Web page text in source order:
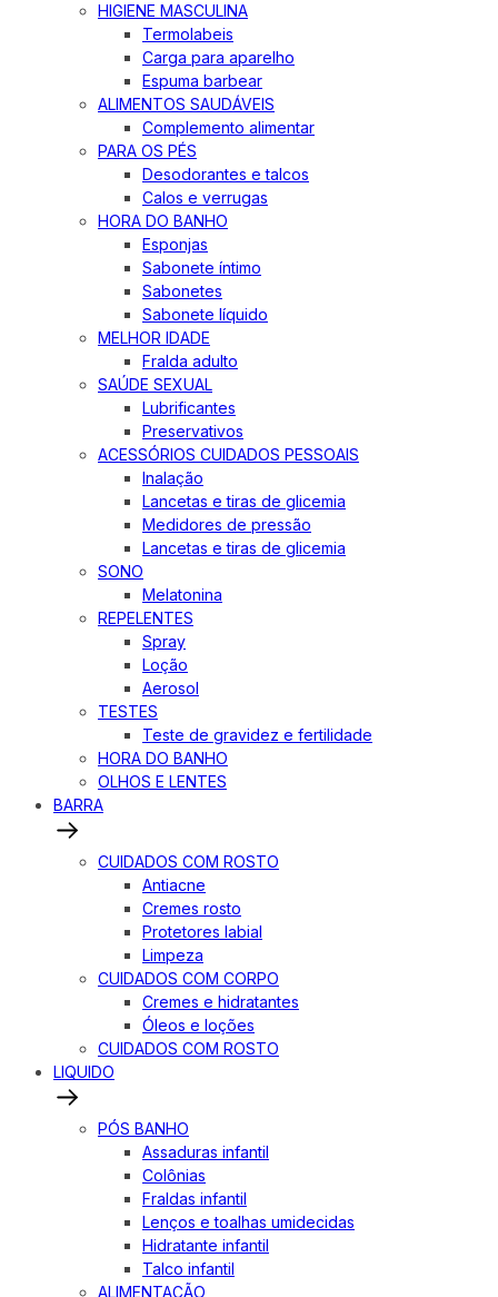
HIGIENE MASCULINA
Termolabeis
Carga para aparelho
Espuma barbear
ALIMENTOS SAUDÁVEIS
Complemento alimentar
PARA OS PÉS
Desodorantes e talcos
Calos e verrugas
HORA DO BANHO
Esponjas
Sabonete íntimo
Sabonetes
Sabonete líquido
MELHOR IDADE
Fralda adulto
SAÚDE SEXUAL
Lubrificantes
Preservativos
ACESSÓRIOS CUIDADOS PESSOAIS
Inalação
Lancetas e tiras de glicemia
Medidores de pressão
Lancetas e tiras de glicemia
SONO
Melatonina
REPELENTES
Spray
Loção
Aerosol
TESTES
Teste de gravidez e fertilidade
HORA DO BANHO
OLHOS E LENTES
BARRA
CUIDADOS COM ROSTO
Antiacne
Cremes rosto
Protetores labial
Limpeza
CUIDADOS COM CORPO
Cremes e hidratantes
Óleos e loções
CUIDADOS COM ROSTO
LIQUIDO
PÓS BANHO
Assaduras infantil
Colônias
Fraldas infantil
Lenços e toalhas umidecidas
Hidratante infantil
Talco infantil
ALIMENTAÇÃO